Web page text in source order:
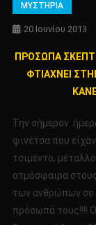
ΜΥΣΤΗΡΙΑ
20 Ιουνίου 2013
ΠΡΟΣΩΠΑ
ΦΤΙΑΧΝΕΙ
Την σήμερον
φινέτσα που
τσιμέντο,
ατμόσφαιρα
των ανθρώπων σε
πρόσωπά τους!!!!